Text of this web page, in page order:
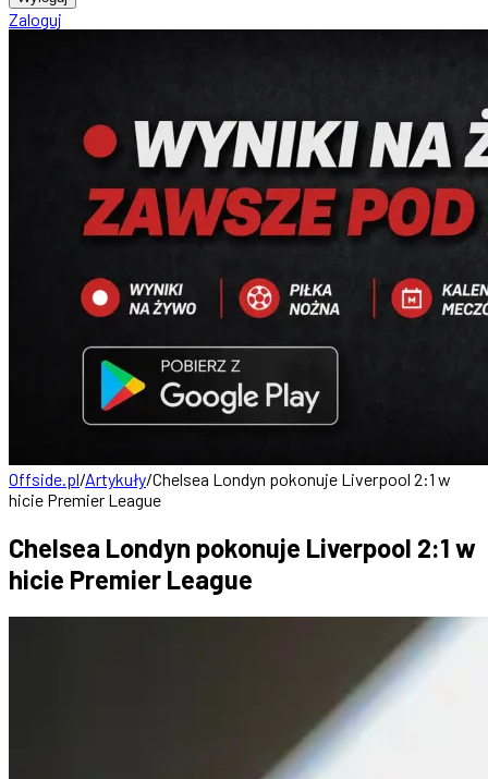
Zaloguj
Offside.pl/Artykuły/Chelsea Londyn pokonuje Liverpool 2:1 w
hicie Premier League
Chelsea Londyn pokonuje Liverpool 2:1 w
hicie Premier League